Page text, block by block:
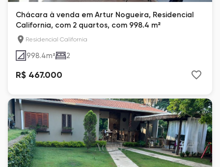
Chácara à venda em Artur Nogueira, Residencial
California, com 2 quartos, com 998.4 m²
Residencial California
998.4m² 2
R$ 467.000